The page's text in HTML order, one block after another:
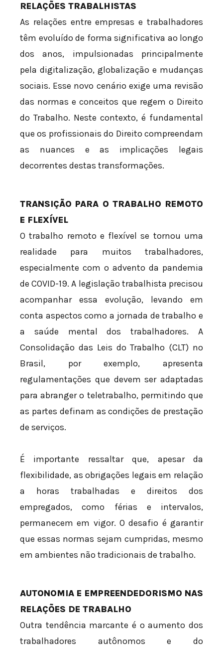
RELAÇÕES TRABALHISTAS
As relações entre empresas e trabalhadores
têm evoluído de forma significativa ao longo
dos anos, impulsionadas principalmente
pela digitalização, globalização e mudanças
sociais. Esse novo cenário exige uma revisão
das normas e conceitos que regem o Direito
do Trabalho. Neste contexto, é fundamental
que os profissionais do Direito compreendam
as nuances e as implicações legais
decorrentes destas transformações.
TRANSIÇÃO PARA O TRABALHO REMOTO
E FLEXÍVEL
O trabalho remoto e flexível se tornou uma
realidade para muitos trabalhadores,
especialmente com o advento da pandemia
de COVID-19. A legislação trabalhista precisou
acompanhar essa evolução, levando em
conta aspectos como a jornada de trabalho e
a saúde mental dos trabalhadores. A
Consolidação das Leis do Trabalho (CLT) no
Brasil, por exemplo, apresenta
regulamentações que devem ser adaptadas
para abranger o teletrabalho, permitindo que
as partes definam as condições de prestação
de serviços.
É importante ressaltar que, apesar da
flexibilidade, as obrigações legais em relação
a horas trabalhadas e direitos dos
empregados, como férias e intervalos,
permanecem em vigor. O desafio é garantir
que essas normas sejam cumpridas, mesmo
em ambientes não tradicionais de trabalho.
AUTONOMIA E EMPREENDEDORISMO NAS
RELAÇÕES DE TRABALHO
Outra tendência marcante é o aumento dos
trabalhadores autônomos e do